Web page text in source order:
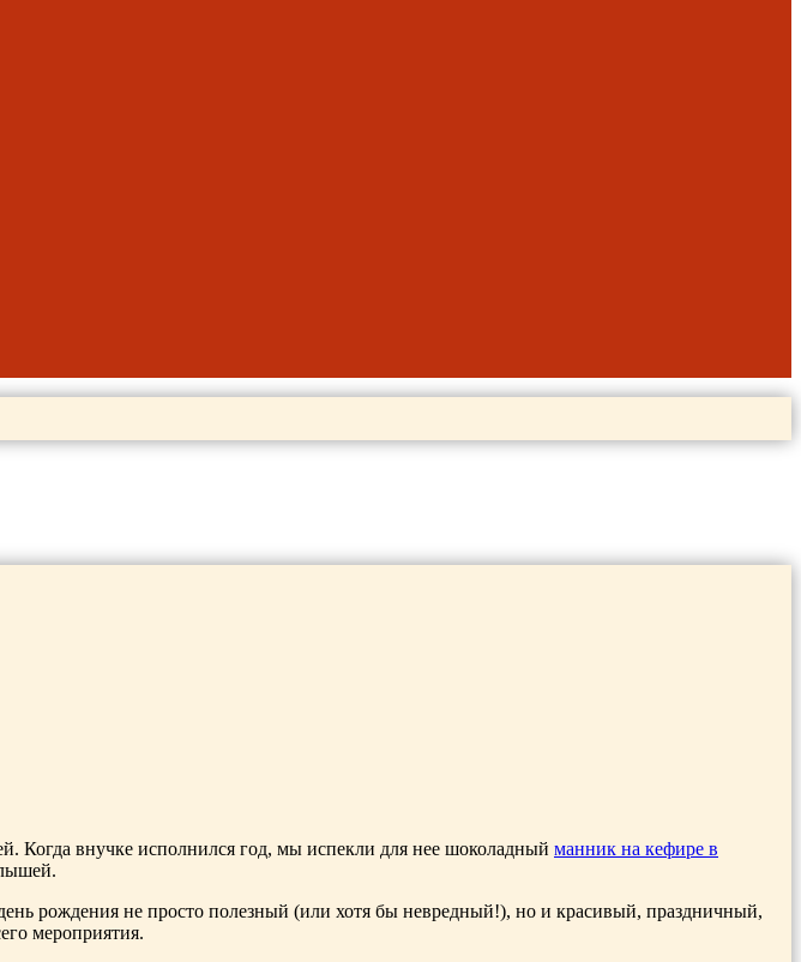
Когда внучке исполнился год, мы испекли для нее шоколадный манник на кефире в
рождения не просто полезный (или хотя бы невредный!), но и красивый, праздничный,
мероприятия.